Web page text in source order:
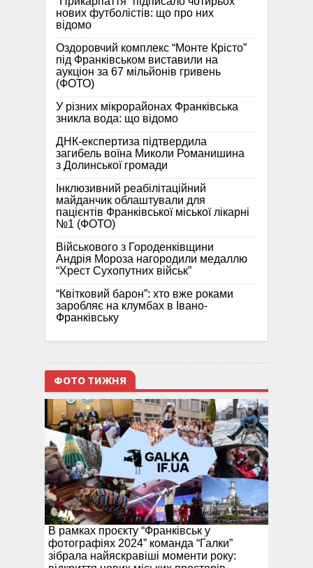
нових футболістів: що про них
відомо
Оздоровчий комплекс “Монте Крісто”
під Франківськом виставили на
аукціон за 67 мільйонів гривень
(ФОТО)
У різних мікрорайонах Франківська
зникла вода: що відомо
ДНК-експертиза підтвердила
загибель воїна Миколи Романишина
з Долинської громади
Інклюзивний реабілітаційний
майданчик облаштували для
пацієнтів Франківської міської лікарні
№1 (ФОТО)
Військового з Городенківщини
Андрія Мороза нагородили медаллю
“Хрест Сухопутних військ”
“Квітковий барон”: хто вже роками
заробляє на клумбах в Івано-
Франківську
ФОТО ТИЖНЯ
В рамках проєкту “Франківськ у
фотографіях 2024” команда “Галки”
зібрала найяскравіші моменти року: